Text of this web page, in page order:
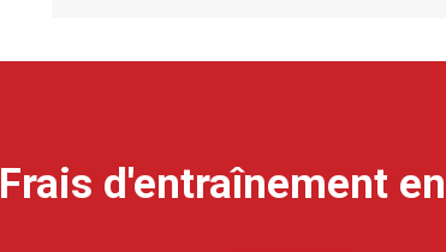
Frais d'entraînement